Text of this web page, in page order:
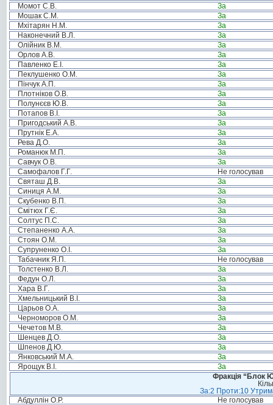
Момот С.В.
За
Мошак С.М.
За
Мхітарян Н.М.
За
Наконечний В.Л.
За
Олійник В.М.
За
Орлов А.В.
За
Павленко Е.І.
За
Пеклушенко О.М.
За
Пінчук А.П.
За
Плотніков О.В.
За
Полунєєв Ю.В.
За
Потапов В.І.
За
Пригодський А.В.
За
Прутнік Е.А.
За
Рева Д.О.
За
Романюк М.П.
За
Савчук О.В.
За
Самофалов Г.Г.
Не голосував
Святаш Д.В.
За
Синиця А.М.
За
Скубенко В.П.
За
Смітюх Г.Є.
За
Солтус П.С.
За
Степаненко А.А.
За
Стоян О.М.
За
Супруненко О.І.
За
Табачник Я.П.
Не голосував
Толстенко В.Л.
За
Федун О.Л.
За
Хара В.Г.
За
Хмельницький В.І.
За
Царьов О.А.
За
Черноморов О.М.
За
Чечетов М.В.
За
Шенцев Д.О.
За
Шпенов Д.Ю.
За
Янковський М.А.
За
Ярощук В.І.
За
Фракція “Блок
За:2 Проти:10
Абдуллін О.Р.
Не голосував